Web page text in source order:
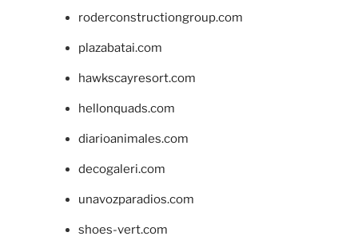
roderconstructiongroup.com
plazabatai.com
hawkscayresort.com
hellonquads.com
diarioanimales.com
decogaleri.com
unavozparadios.com
shoes-vert.com